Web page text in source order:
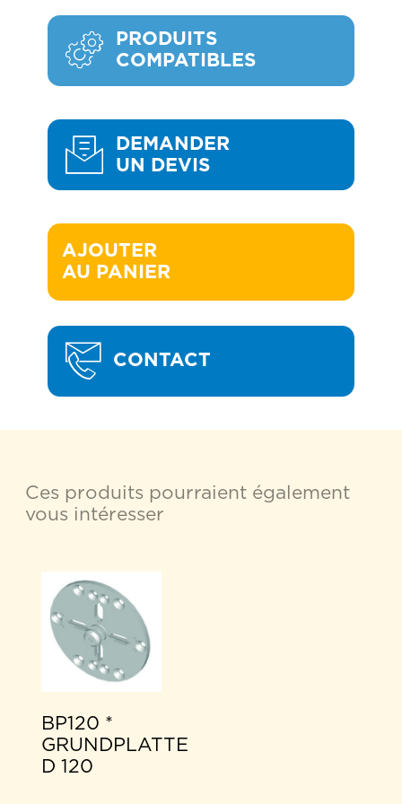
PRODUITS
COMPATIBLES
DEMANDER
UN DEVIS
AJOUTER
AU PANIER
CONTACT
Ces produits pourraient également
vous intéresser
BP120 *
GRUNDPLATTE
D 120